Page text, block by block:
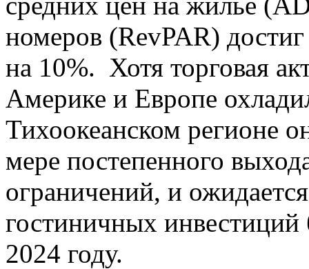
номеров (RevPAR)
на 10%. Хотя торговая
Америке и Европе
Тихоокеанском регионе
мере постепенного
ограничений, и
гостиничных инвестиций
2024 году.